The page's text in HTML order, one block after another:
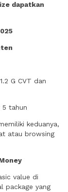
dapatkan
G CVT dan
5 tahun
keduanya,
atau browsing
value di
package yang